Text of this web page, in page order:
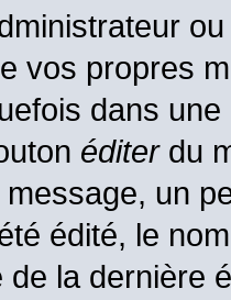
vos propres
dans
éditerdu
un
édité, le
de la dernière